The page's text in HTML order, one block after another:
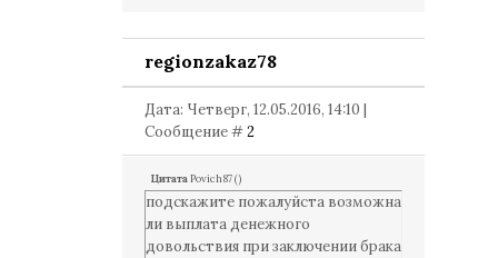
regionzakaz78
Дата: Четверг, 12.05.2016, 14:10 |
Сообщение #2
ЦитатаPovich87()
подскажите пожалуйста возможна
ли выплата денежного
довольствия при заключении брака